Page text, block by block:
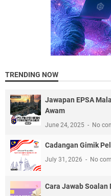
TRENDING NOW
Jawapan EPSA
Awam
June 24, 2025 No
Cadangan Gimik
July 31, 2026 No
Cara Jawab Soalan